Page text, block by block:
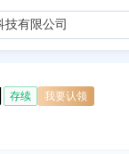
存续 我要认领